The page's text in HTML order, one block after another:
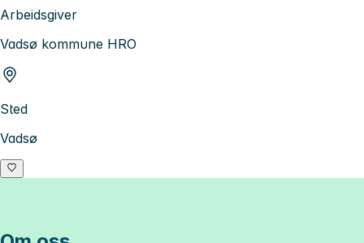
Arbeidsgiver
Vadsø kommune HRO
Sted
Vadsø